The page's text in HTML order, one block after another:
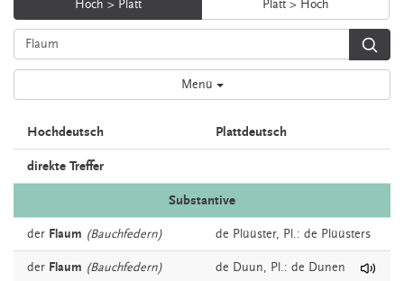
Hoch > Platt Platt > Hoch
Menü
Hochdeutsch Plattdeutsch
direkte Treffer
Substantive
der Flaum (Bauchfedern) de Plüüster, Pl.: de Plüüsters
der Flaum (Bauchfedern) de Duun, Pl.: de Dunen